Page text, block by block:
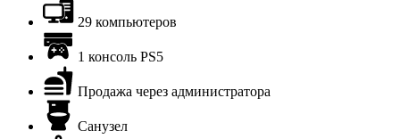
29 компьютеров
1 консоль PS5
Продажа через администратора
Санузел